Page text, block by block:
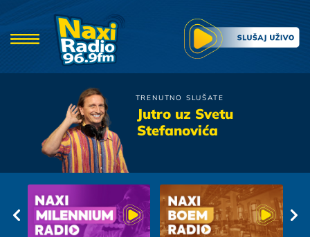
TRENUTNO SLUŠATE
Jutro uz Svetu
Stefanovića
Djavoli
Pricaj Mi O Ljubavi